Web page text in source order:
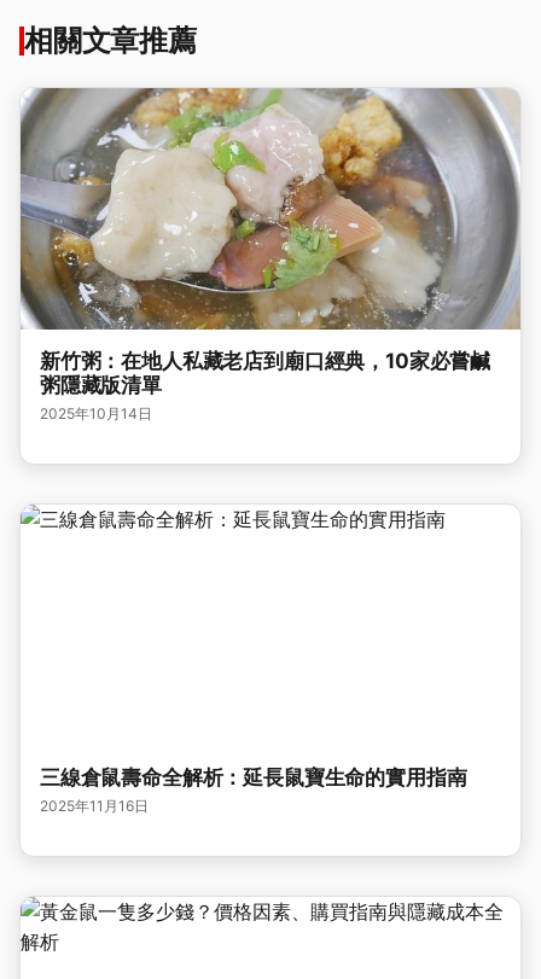
相關文章推薦
新竹粥：在地人私藏老店到廟口經典，10家必嘗鹹
粥隱藏版清單
2025年10月14日
三線倉鼠壽命全解析：延長鼠寶生命的實用指南
2025年11月16日